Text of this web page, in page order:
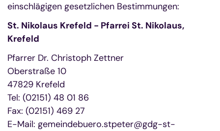
einschlägigen gesetzlichen Bestimmungen:
St. Nikolaus Krefeld - Pfarrei St. Nikolaus,
Krefeld
Pfarrer Dr. Christoph Zettner
Oberstraße 10
47829 Krefeld
Tel: (02151) 48 01 86
Fax: (02151) 469 27
E-Mail: gemeindebuero.stpeter@gdg-st-